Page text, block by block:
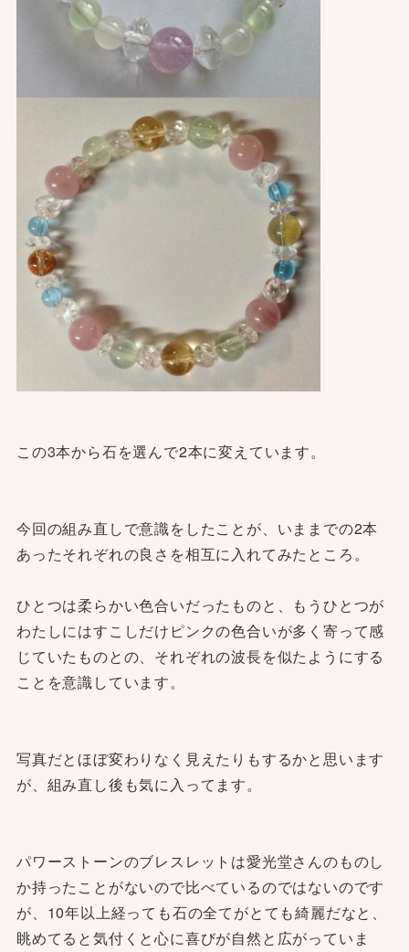
この3本から石を選んで2本に変えています。
今回の組み直しで意識をしたことが、いままでの2本
あったそれぞれの良さを相互に入れてみたところ。
ひとつは柔らかい色合いだったものと、もうひとつが
わたしにはすこしだけピンクの色合いが多く寄って感
じていたものとの、それぞれの波長を似たようにする
ことを意識しています。
写真だとほぼ変わりなく見えたりもするかと思います
が、組み直し後も気に入ってます。
パワーストーンのブレスレットは愛光堂さんのものし
か持ったことがないので比べているのではないのです
が、10年以上経っても石の全てがとても綺麗だなと、
眺めてると気付くと心に喜びが自然と広がっていま